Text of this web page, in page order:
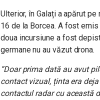
Ulterior, în Galați a apărut
16 de la Borcea. A fost
doua incursiune a fost
germane nu au văzut drona.
“Doar prima dată au avut
contact vizual, ținta era
contactul radar cu această